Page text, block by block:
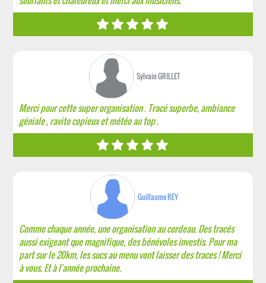
Sylvain GRILLET
Merci pour cette super organisation . Tracé superbe, ambiance
géniale , ravito copieux et météo au top .
Guillaume REY
Comme chaque année, une organisation au cordeau. Des tracés
aussi exigeant que magnifique, des bénévoles investis. Pour ma
part sur le 20km, les sucs au menu vont laisser des traces ! Merci
à vous. Et à l'année prochaine.